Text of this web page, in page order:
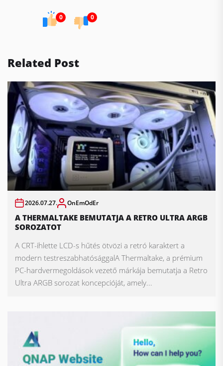
0 0
Related Post
2026.07.27. OnEmOdEr
A THERMALTAKE BEMUTATJA A RETRO ULTRA ARGB
SOROZATOT
A CRT-ihlette LCD-s hűtés ötvözi a retró karaktert a
modern testreszabhatósággalA Thermaltake, a prémium
PC-hardvermegoldások vezető márkája bemutatja a Retro
Ultra ARGB sorozat koncepcióját, amely...